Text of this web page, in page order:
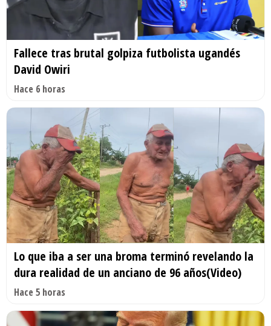
Fallece tras brutal golpiza futbolista ugandés
David Owiri
Hace 6 horas
Lo que iba a ser una broma terminó revelando la
dura realidad de un anciano de 96 años(Video)
Hace 5 horas